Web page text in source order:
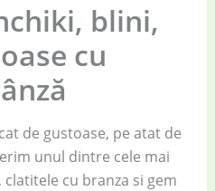
blini,
cu
de gustoase, pe atat de
unul dintre cele mai
cu branza si gem